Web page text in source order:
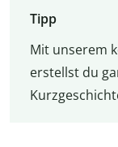
Tipp
Mit unserem
erstellst du